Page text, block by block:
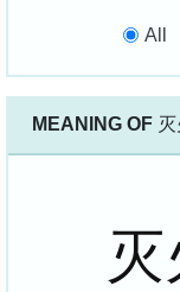
All
MEANING OF 灭